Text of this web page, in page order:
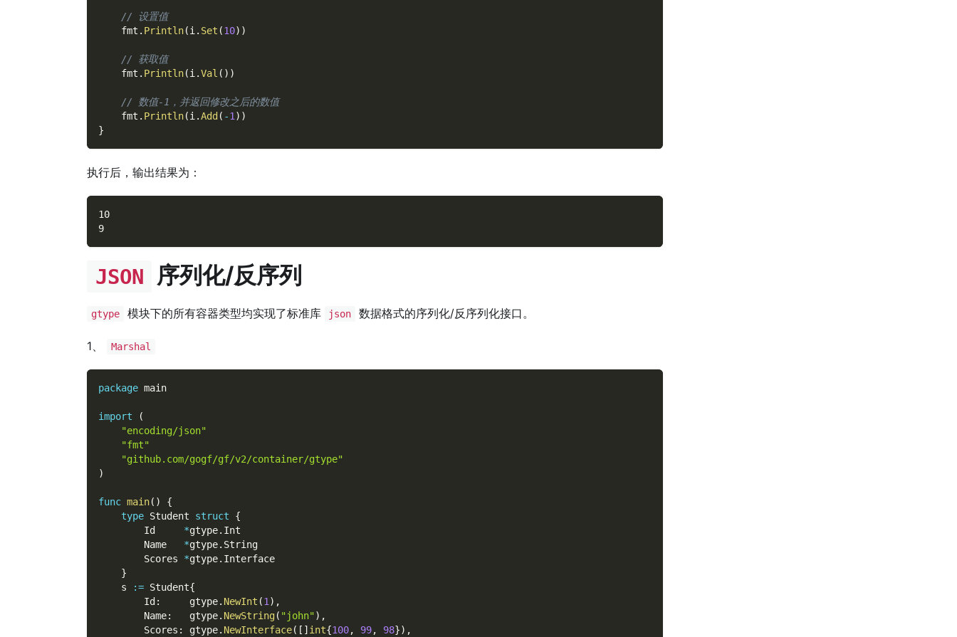
// 设置值
    fmt
. Println(i . Set (10) )
// 获取值
    fmt
. Println(i .Val ( ) )
// 数值-1，并返回修改之后的数值
    fmt
. Println(i .Add ( -1 ) )
}
执行后，输出结果为：
10
9
JSON 序列化/反序列
gtype 模块下的所有容器类型均实现了标准库 json 数据格式的序列化/反序列化接口。
1、 Marshal
package main
import
(
"encoding/json"
"fmt"
"github.com/gogf/gf/v2/container/gtype"
)
func main( )
{
type Student struct
{
        Id
*gtype. Int
        Name
*gtype. String
        Scores
*gtype. Interface
}
    s
:= Student{
        Id
:
     gtype
. NewInt (1) ,
        Name
:
   gtype
. NewString( "john") ,
        Scores
: gtype. NewInterface( [ ] int{100, 99, 98}) ,